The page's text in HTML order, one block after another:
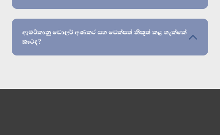
ඇමරිකානු ඩොලර් අණකර සහ චෙක්පත් නිකුත් කළ හැක්කේ
කාටද?